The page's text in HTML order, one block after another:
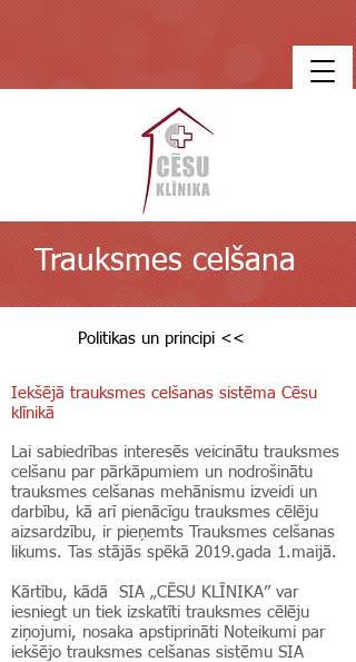
Trauksmes celšana
Politikas un principi <<
Iekšējā trauksmes celšanas sistēma Cēsu
klīnikā
Lai sabiedrības interesēs veicinātu trauksmes
celšanu par pārkāpumiem un nodrošinātu
trauksmes celšanas mehānismu izveidi un
darbību, kā arī pienācīgu trauksmes cēlēju
aizsardzību, ir pieņemts
Trauksmes celšanas
likums. Tas stājās spēkā 2019.gada 1.maijā.
Kārtību, kādā SIA „CĒSU KLĪNIKA” var
iesniegt un tiek izskatīti trauksmes cēlēju
ziņojumi, nosaka apstiprināti Noteikumi par
iekšējo trauksmes celšanas sistēmu SIA